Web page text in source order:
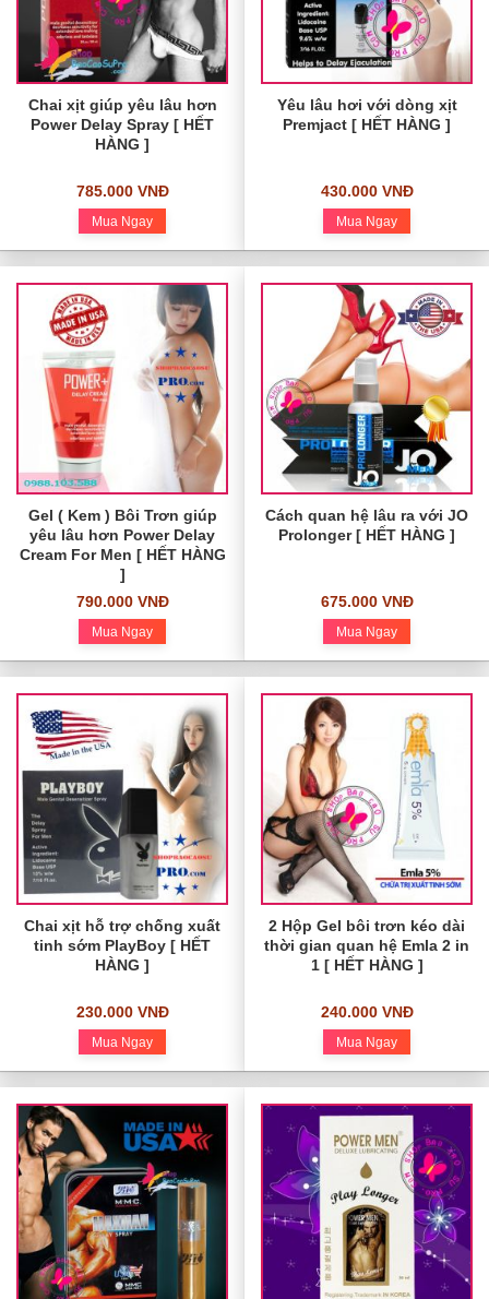
Chai xịt giúp yêu lâu hơn
Power Delay Spray [ HẾT
HÀNG ]
785.000 VNĐ
Mua Ngay
Yêu lâu hơi với dòng xịt
Premjact [ HẾT HÀNG ]
430.000 VNĐ
Mua Ngay
Gel ( Kem ) Bôi Trơn giúp
yêu lâu hơn Power Delay
Cream For Men [ HẾT HÀNG
]
790.000 VNĐ
Mua Ngay
Cách quan hệ lâu ra với JO
Prolonger [ HẾT HÀNG ]
675.000 VNĐ
Mua Ngay
Chai xịt hỗ trợ chống xuất
tinh sớm PlayBoy [ HẾT
HÀNG ]
230.000 VNĐ
Mua Ngay
2 Hộp Gel bôi trơn kéo dài
thời gian quan hệ Emla 2 in
1 [ HẾT HÀNG ]
240.000 VNĐ
Mua Ngay